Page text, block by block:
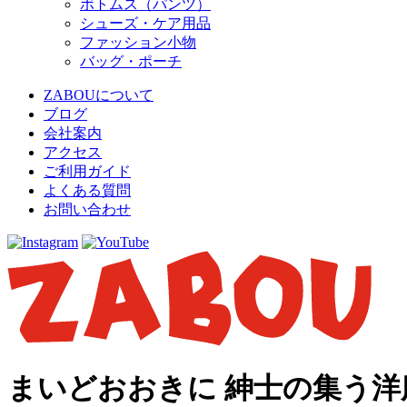
ボトムス（パンツ）
シューズ・ケア用品
ファッション小物
バッグ・ポーチ
ZABOUについて
ブログ
会社案内
アクセス
ご利用ガイド
よくある質問
お問い合わせ
まいどおおきに 紳士の集う